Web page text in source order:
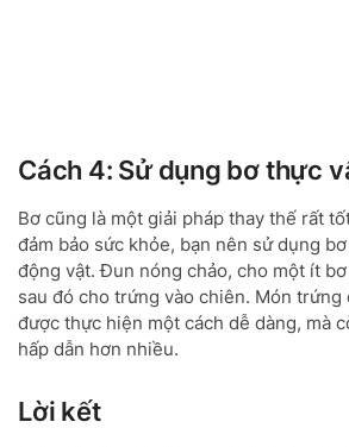
Cách 4: Sử dụng bơ thực
Bơ cũng là một giải pháp thay thế rất
đảm bảo sức khỏe, bạn nên sử dụng
động vật. Đun nóng chảo, cho một ít
sau đó cho trứng vào chiên. Món
được thực hiện một cách dễ dàng, mà
hấp dẫn hơn nhiều.
Lời kết